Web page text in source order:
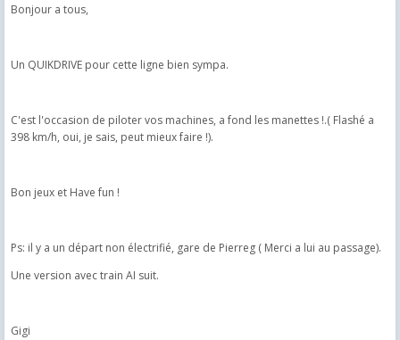
Bonjour a tous,
Un QUIKDRIVE pour cette ligne bien sympa.
C'est l'occasion de piloter vos machines, a fond les manettes !.( Flashé a
398 km/h, oui, je sais, peut mieux faire !).
Bon jeux et Have fun !
Ps: il y a un départ non électrifié, gare de Pierreg ( Merci a lui au passage).
Une version avec train AI suit.
Gigi